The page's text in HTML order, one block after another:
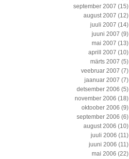
september 2007 (15)
august 2007 (12)
juuli 2007 (14)
juuni 2007 (9)
mai 2007 (13)
aprill 2007 (10)
märts 2007 (5)
veebruar 2007 (7)
jaanuar 2007 (7)
detsember 2006 (5)
november 2006 (18)
oktoober 2006 (9)
september 2006 (6)
august 2006 (10)
juuli 2006 (11)
juuni 2006 (11)
mai 2006 (22)